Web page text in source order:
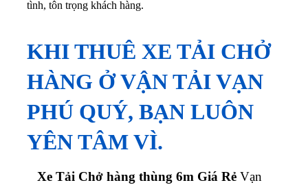
tình, tôn trọng khách hàng.
KHI THUÊ XE TẢI CHỞ
HÀNG Ở VẬN TẢI VẠN
PHÚ QUÝ, BẠN LUÔN
YÊN TÂM VÌ.
Xe Tải Chở hàng thùng 6m Giá Rẻ Vạn